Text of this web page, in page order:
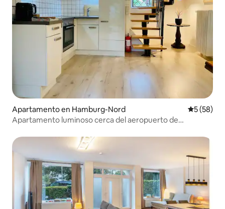
Apartamento en Hamburg-Nord
5 (58)
Apartamento luminoso cerca del aeropuerto de